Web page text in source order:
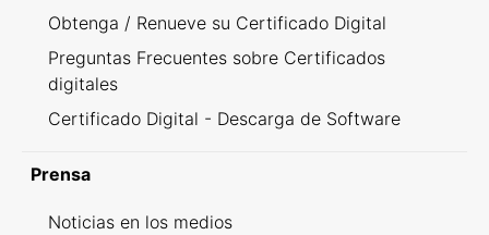
Obtenga / Renueve su Certificado Digital
Preguntas Frecuentes sobre Certificados
digitales
Certificado Digital - Descarga de Software
Prensa
Noticias en los medios